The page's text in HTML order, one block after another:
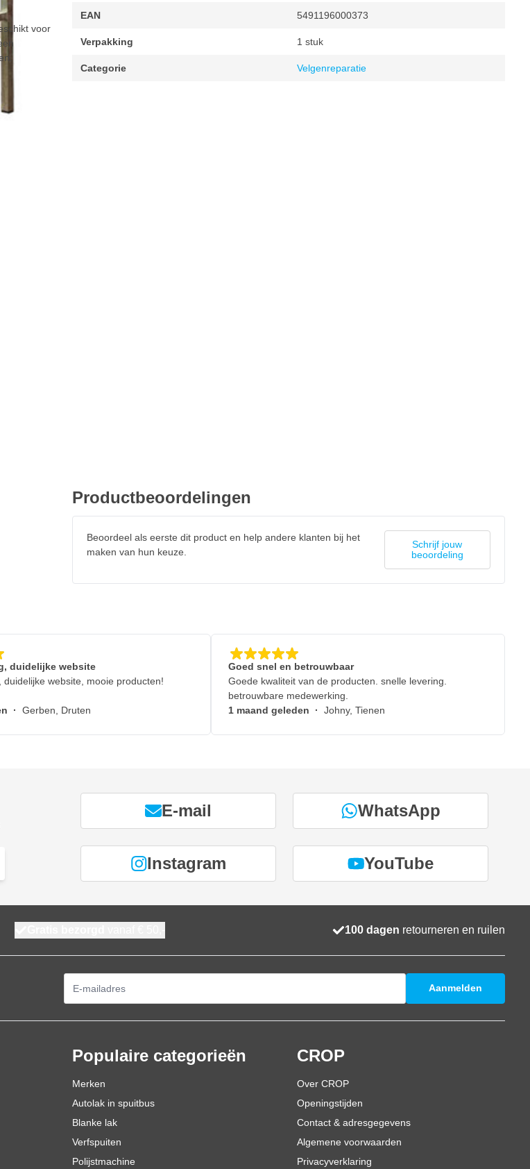
voor
EAN 5491196000373
Verpakking 1 stuk
Categorie Velgenreparatie
Productbeoordelingen
Beoordeel als eerste dit product en help andere klanten bij het
maken van hun keuze.
Schrijf jouw
beoordeling
duidelijke website
duidelijke website, mooie producten!
· Gerben, Druten
Goed snel en betrouwbaar
Goede kwaliteit van de producten. snelle levering.
betrouwbare medewerking.
1 maand geleden · Johny, Tienen
E-mail WhatsApp
Instagram YouTube
100 dagen retourneren en ruilen
Aanmelden
Populaire categorieën
Merken
Autolak in spuitbus
Blanke lak
Verfspuiten
Polijstmachine
CROP
Over CROP
Openingstijden
Contact & adresgegevens
Algemene voorwaarden
Privacyverklaring